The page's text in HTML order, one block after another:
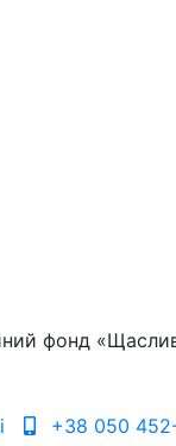
фонд
+38 050